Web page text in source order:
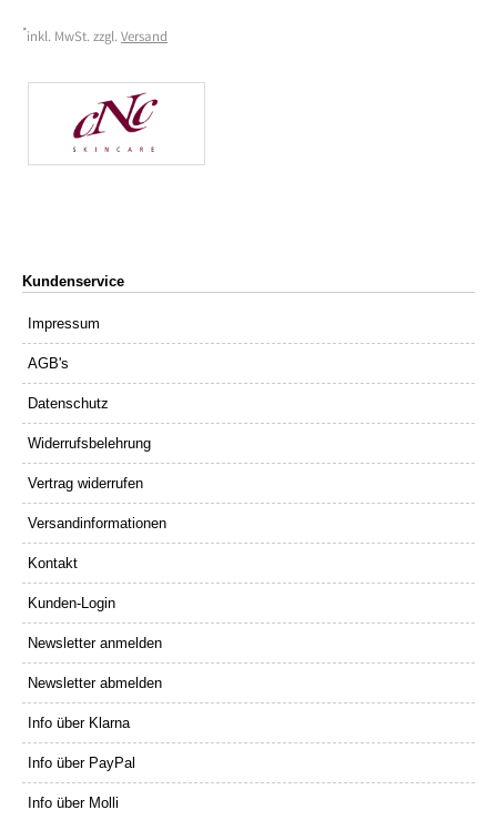
*inkl. MwSt. zzgl. Versand
Kundenservice
Impressum
AGB's
Datenschutz
Widerrufsbelehrung
Vertrag widerrufen
Versandinformationen
Kontakt
Kunden-Login
Newsletter anmelden
Newsletter abmelden
Info über Klarna
Info über PayPal
Info über Molli